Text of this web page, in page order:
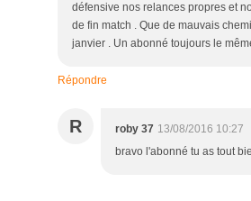
défensive nos relances propres et
de fin match . Que de mauvais
janvier . Un abonné toujours le
Répondre
R roby 37 13/08/2016 10:27
bravo l'abonné tu as tout